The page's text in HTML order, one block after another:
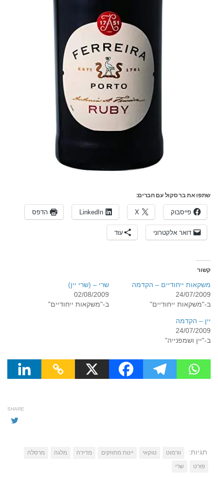
שתפו את בר סקול עם חברים:
פייסבוק X
LinkedIn הדפס
דואר אלקטרוני עוד
קשור
משקאות ייחודיים – הקדמה
24/07/2009
ב-"משקאות ייחודיים"
שרי – (שרי יין)
02/08/2009
ב-"משקאות ייחודיים"
יין – הקדמה
24/07/2009
ב-"יין ושמפנייה"
SHARE
תגיות: וורמוט טוקאי יינות מחוזקים מדירה מלגה
מרסלה
פורט
שרי